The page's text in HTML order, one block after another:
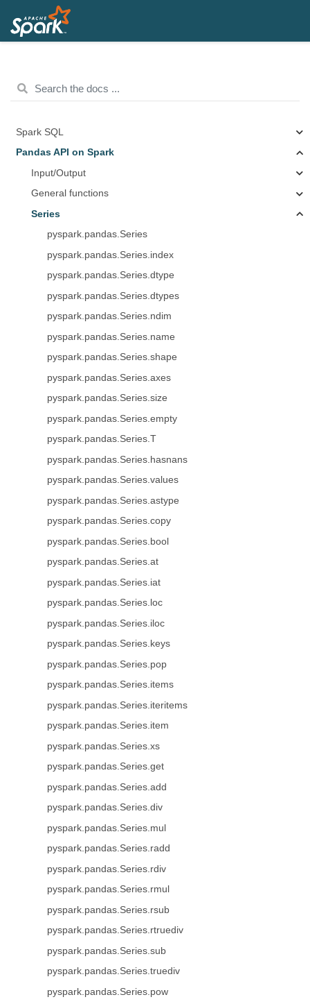
Spark SQL
Pandas API on Spark
Input/Output
General functions
Series
pyspark.pandas.Series
pyspark.pandas.Series.index
pyspark.pandas.Series.dtype
pyspark.pandas.Series.dtypes
pyspark.pandas.Series.ndim
pyspark.pandas.Series.name
pyspark.pandas.Series.shape
pyspark.pandas.Series.axes
pyspark.pandas.Series.size
pyspark.pandas.Series.empty
pyspark.pandas.Series.T
pyspark.pandas.Series.hasnans
pyspark.pandas.Series.values
pyspark.pandas.Series.astype
pyspark.pandas.Series.copy
pyspark.pandas.Series.bool
pyspark.pandas.Series.at
pyspark.pandas.Series.iat
pyspark.pandas.Series.loc
pyspark.pandas.Series.iloc
pyspark.pandas.Series.keys
pyspark.pandas.Series.pop
pyspark.pandas.Series.items
pyspark.pandas.Series.iteritems
pyspark.pandas.Series.item
pyspark.pandas.Series.xs
pyspark.pandas.Series.get
pyspark.pandas.Series.add
pyspark.pandas.Series.div
pyspark.pandas.Series.mul
pyspark.pandas.Series.radd
pyspark.pandas.Series.rdiv
pyspark.pandas.Series.rmul
pyspark.pandas.Series.rsub
pyspark.pandas.Series.rtruediv
pyspark.pandas.Series.sub
pyspark.pandas.Series.truediv
pyspark.pandas.Series.pow